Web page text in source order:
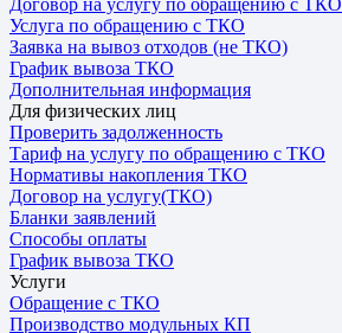
Договор на услугу по обращению с ТКО
Услуга по обращению с ТКО
Заявка на вывоз отходов (не ТКО)
График вывоза ТКО
Дополнительная информация
Для физических лиц
Проверить задолженность
Тариф на услугу по обращению с ТКО
Нормативы накопления ТКО
Договор на услугу(ТКО)
Бланки заявлений
Способы оплаты
График вывоза ТКО
Услуги
Обращение с ТКО
Производство модульных КП